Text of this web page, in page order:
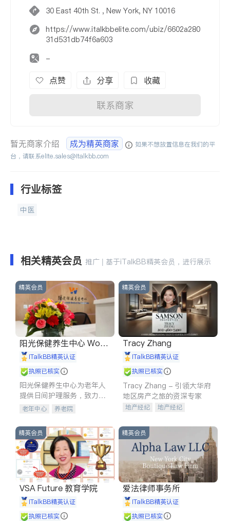
30 East 40th St. , New York, NY 10016
https://www.italkbbelite.com/ubiz/6602a280
31d531db74f6a603
-
点赞 分享 收藏
联系商家
暂无商家介绍 成为精英商家
如果不想放置信息在我们的平
台，请联系elite.sales@italkbb.com
行业标签
中医
相关精英会员 推广 | 基于iTalkBB精英会员，进行展示
精英会员
阳光保健养生中心 World
shine
iTalkBB精英认证
执照已核实
阳光保健养生中心为老年人
提供日间护理服务，致力于
通过持续的护理创新来有效
老年中心 养老院
精英会员
Tracy Zhang
iTalkBB精英认证
执照已核实
Tracy Zhang - 引领大华府
地区房产之旅的资深专家
地产经纪
地产经纪
商铺租售
精英会员
VSA Future 教育学院
iTalkBB精英认证
执照已核实
精英会员
爱法律师事务所
iTalkBB精英认证
执照已核实